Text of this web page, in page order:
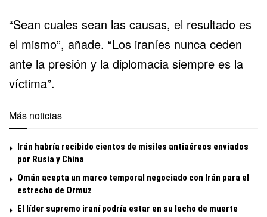
“Sean cuales sean las causas, el resultado es
el mismo”, añade. “Los iraníes nunca ceden
ante la presión y la diplomacia siempre es la
víctima”.
Más noticias
Irán habría recibido cientos de misiles antiaéreos enviados
por Rusia y China
Omán acepta un marco temporal negociado con Irán para el
estrecho de Ormuz
El líder supremo iraní podría estar en su lecho de muerte